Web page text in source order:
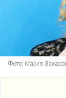
Фото: Мария